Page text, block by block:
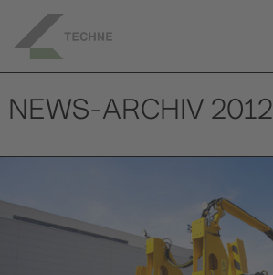
NEWS-ARCHIV 2012